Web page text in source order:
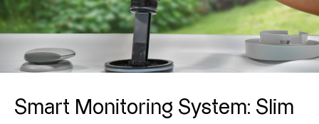
Smart Monitoring System: Slim